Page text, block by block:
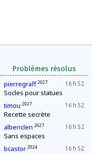
Problèmes résolus
16 h 52
pierregraff 2027
Socles pour statues
16 h 52
timou 2027
Recette secrète
16 h 52
albericlen 2027
Sans espaces
16 h 52
bcastor 2024